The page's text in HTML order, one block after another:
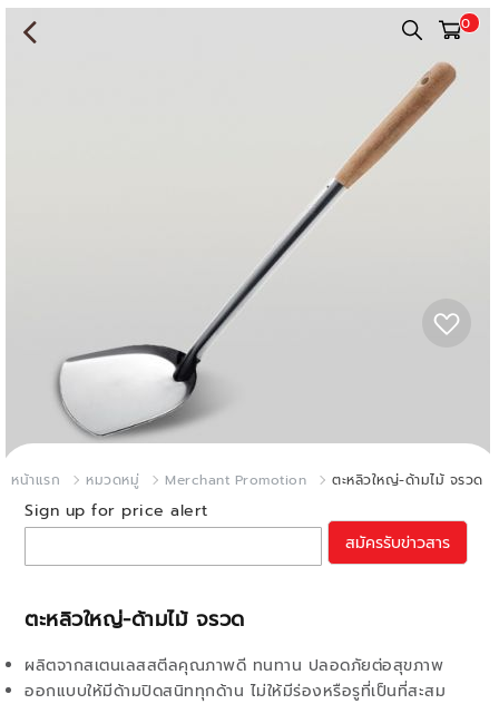
0
หน้าแรก หมวดหมู่ Merchant Promotion ตะหลิวใหญ่-ด้ามไม้ จรวด
ตะหลิวใหญ่-ด้ามไม้ จรวด
ผลิตจากสเตนเลสสตีลคุณภาพดี ทนทาน ปลอดภัยต่อสุขภาพ
ออกแบบให้มีด้ามปิดสนิททุกด้าน ไม่ให้มีร่องหรือรูที่เป็นที่สะสม
Sign up for price alert
สมัครรับข่าวสาร